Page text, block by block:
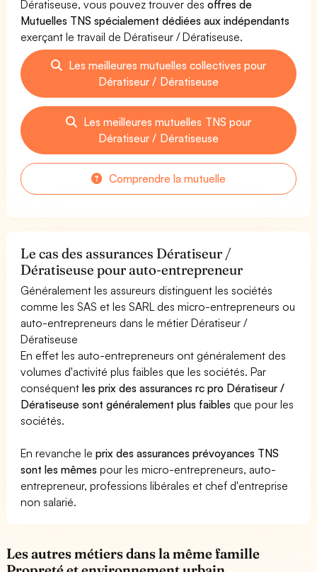
Dératiseuse, vous pouvez trouver desoffres de
Mutuelles TNS spécialement dédiées aux indépendants
exerçant le travail de Dératiseur / Dératiseuse.
Les meilleures mutuelles collectives pour
Dératiseur / Dératiseuse
Les meilleures mutuelles TNS pour
Dératiseur / Dératiseuse
Comprendre la mutuelle
Le cas des assurances Dératiseur /
Dératiseuse pour auto-entrepreneur
Généralement les assureurs distinguent les sociétés
comme les SAS et les SARL des micro-entrepreneurs ou
auto-entrepreneurs dans le métier Dératiseur /
Dératiseuse
En effet les auto-entrepreneurs ont généralement des
volumes d'activité plus faibles que les sociétés. Par
conséquentles prix des assurances rc pro Dératiseur /
Dératiseuse sont généralement plus faibles que pour les
sociétés.
En revanche leprix des assurances prévoyances TNS
sont les mêmes pour les micro-entrepreneurs, auto-
entrepreneur, professions libérales et chef d'entreprise
non salarié.
Les autres métiers dans la même famille